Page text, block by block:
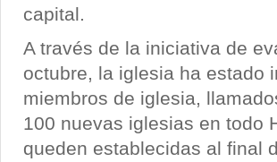
capital.
A través de la iniciativa de
octubre, la iglesia ha estado
miembros de iglesia,
100 nuevas iglesias en todo
queden establecidas al final